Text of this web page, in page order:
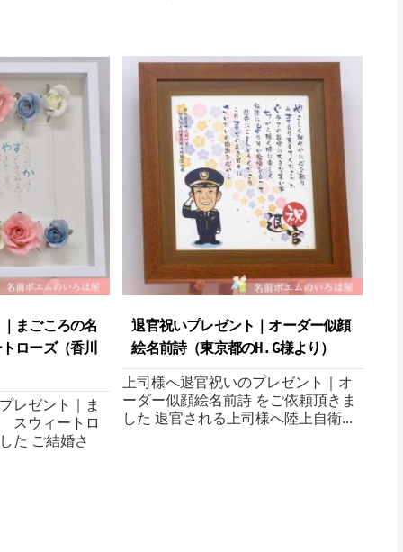
まごころの名
ローズ（香川
レゼント｜ま
スウィートロ
た ご結婚さ
退官祝いプレゼント｜ オーダー似顔
絵名前詩（東京都のH.G様より ）
上司様へ退官祝いのプレゼント｜オ
ーダー似顔絵名前詩 をご依頼頂きま
した 退官される上司様へ陸上自衛...